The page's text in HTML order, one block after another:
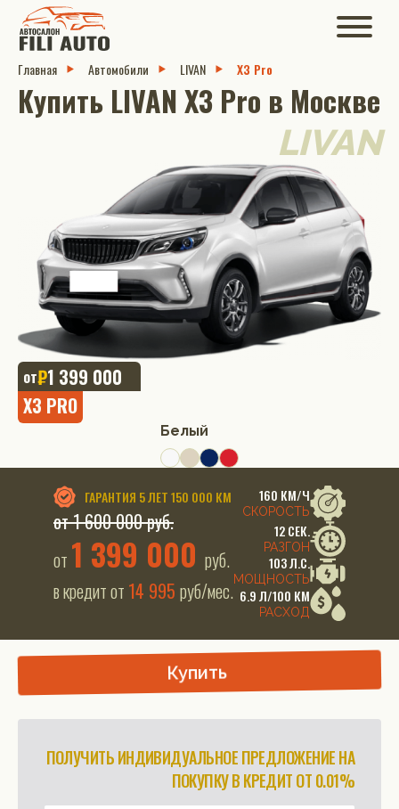
Главная Автомобили LIVAN X3 Pro
Купить LIVAN X3 Pro в Москве
ГАРАНТИЯ 5 ЛЕТ 150 000 КМ
от 1 600 000 руб.
от 1 399 000 руб.
в кредит от 14 995 руб/мес.
160 КМ/Ч
СКОРОСТЬ
12 СЕК.
РАЗГОН
103 Л.С.
МОЩНОСТЬ
6.9 Л/100 КМ
РАСХОД
Белый
LIVAN
от₽1 399 000
X3 PRO
Купить
ПОЛУЧИТЬ ИНДИВИДУАЛЬНОЕ ПРЕДЛОЖЕНИЕ НА
ПОКУПКУ В КРЕДИТ ОТ 0.01%